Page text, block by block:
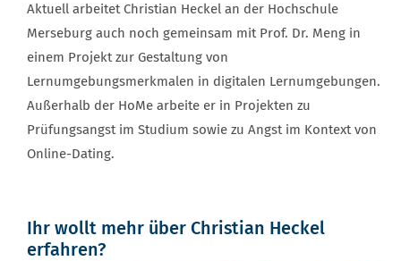
Aktuell arbeitet Christian Heckel an der Hochschule
Merseburg auch noch gemeinsam mit Prof. Dr. Meng in
einem Projekt zur Gestaltung von
Lernumgebungsmerkmalen in digitalen Lernumgebungen.
Außerhalb der HoMe arbeite er in Projekten zu
Prüfungsangst im Studium sowie zu Angst im Kontext von
Online-Dating.
Ihr wollt mehr über Christian Heckel
erfahren?